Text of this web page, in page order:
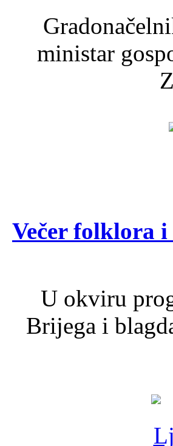
ministar
Večer folklora
U okviru
Brijega i